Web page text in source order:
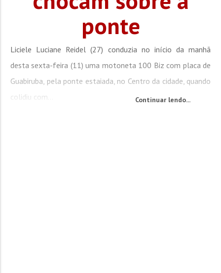
ponte
Liciele Luciane Reidel (27) conduzia no início da manhã
desta sexta-feira (11) uma motoneta 100 Biz com placa de
Guabiruba, pela ponte estaiada, no Centro da cidade, quando
colidiu com...
Continuar lendo...